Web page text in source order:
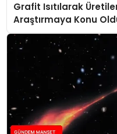
Grafit Isıtılarak
Araştırmaya Konu